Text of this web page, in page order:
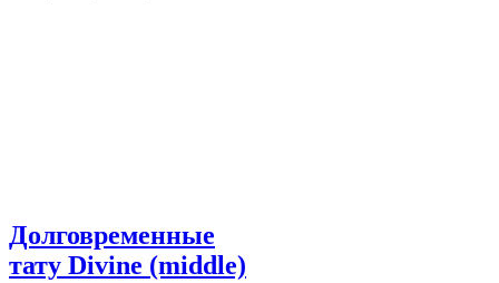
Долговременные
тату Divine (middle)